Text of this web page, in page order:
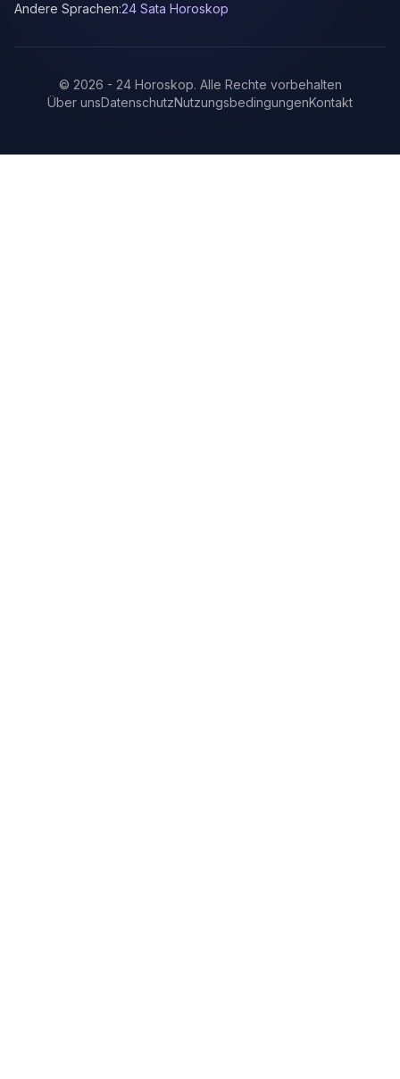
Andere Sprachen:24 Sata Horoskop
© 2026 - 24 Horoskop. Alle Rechte vorbehalten
Über unsDatenschutzNutzungsbedingungenKontakt